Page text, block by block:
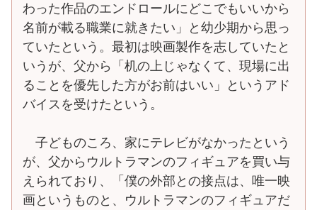
わった作品のエンドロールにどこでもいいから
名前が載る職業に就きたい」と幼少期から思っ
ていたという。最初は映画製作を志していたと
いうが、父から「机の上じゃなくて、現場に出
ることを優先した方がお前はいい」というアド
バイスを受けたという。
子どものころ、家にテレビがなかったという
が、父からウルトラマンのフィギュアを買い与
えられており、「僕の外部との接点は、唯一映
画というものと、ウルトラマンのフィギュアだ